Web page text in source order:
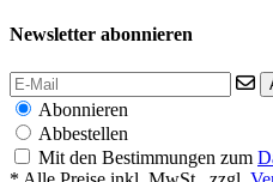
Newsletter abonnieren
Abonnieren
Abbestellen
Mit den Bestimmungen zum